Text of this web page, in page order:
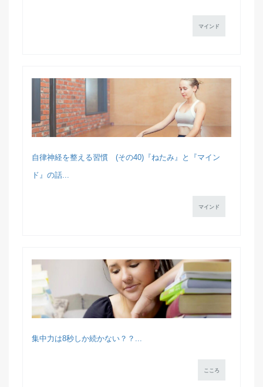
マインド
自律神経を整える習慣 (その40)『ねたみ』と『マイン
ド』の話...
マインド
集中力は8秒しか続かない？？...
こころ